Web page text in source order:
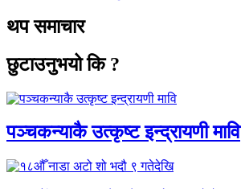
थप समाचार
छुटाउनुभयो कि ?
पञ्चकन्याकै उत्कृष्ट इन्द्रायणी मावि